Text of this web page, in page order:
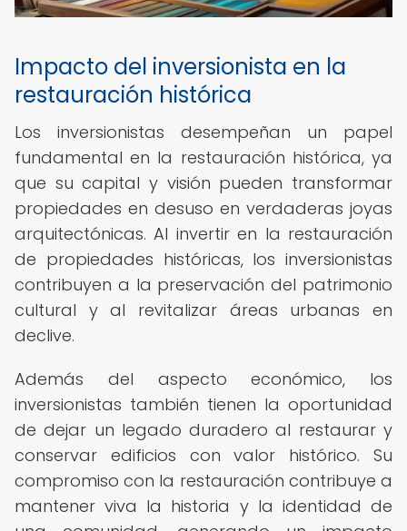
Impacto del inversionista en la
restauración histórica
Los inversionistas desempeñan un papel
fundamental en la restauración histórica, ya
que su capital y visión pueden transformar
propiedades en desuso en verdaderas joyas
arquitectónicas. Al invertir en la restauración
de propiedades históricas, los inversionistas
contribuyen a la preservación del patrimonio
cultural y al revitalizar áreas urbanas en
declive.
Además del aspecto económico, los
inversionistas también tienen la oportunidad
de dejar un legado duradero al restaurar y
conservar edificios con valor histórico. Su
compromiso con la restauración contribuye a
mantener viva la historia y la identidad de